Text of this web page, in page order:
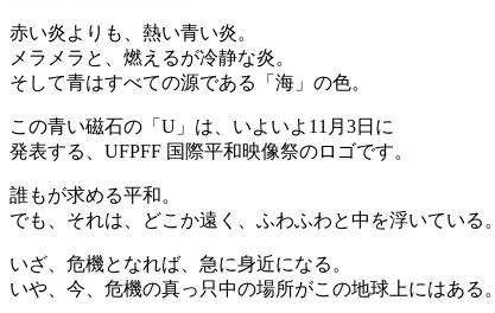
赤い炎よりも、熱い青い炎。
メラメラと、燃えるが冷静な炎。
そして青はすべての源である「海」の色。
この青い磁石の「U」は、いよいよ11月3日に
発表する、UFPFF 国際平和映像祭のロゴです。
誰もが求める平和。
でも、それは、どこか遠く、ふわふわと中を浮いている。
いざ、危機となれば、急に身近になる。
いや、今、危機の真っ只中の場所がこの地球上にはある。